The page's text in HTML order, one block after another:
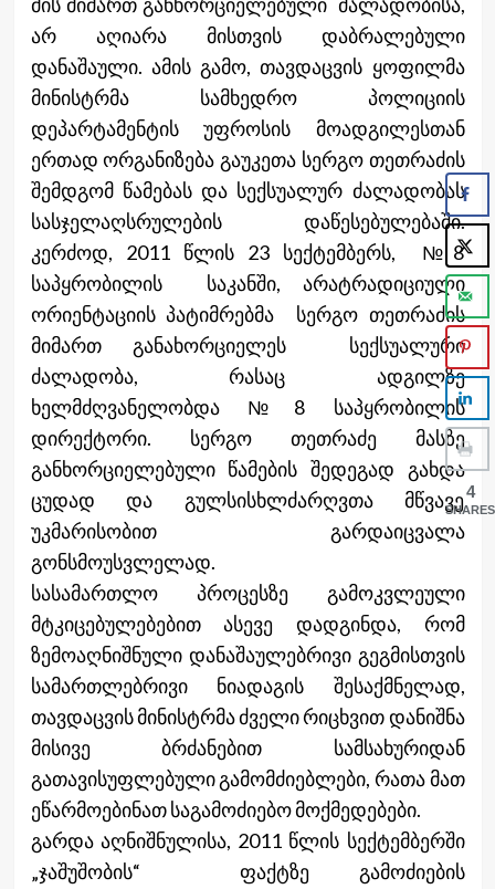
მის მიმართ განხორციელებული ძალადობისა,
არ აღიარა მისთვის დაბრალებული
დანაშაული. ამის გამო, თავდაცვის ყოფილმა
მინისტრმა სამხედრო პოლიციის
დეპარტამენტის უფროსის მოადგილესთან
ერთად ორგანიზება გაუკეთა სერგო თეთრაძის
შემდგომ წამებას და სექსუალურ ძალადობას
სასჯელაღსრულების დაწესებულებაში.
კერძოდ, 2011 წლის 23 სექტემბერს, №8
საპყრობილის საკანში, არატრადიციული
ორიენტაციის პატიმრებმა სერგო თეთრაძის
მიმართ განახორციელეს სექსუალური
ძალადობა, რასაც ადგილზე
ხელმძღვანელობდა №8 საპყრობილის
დირექტორი. სერგო თეთრაძე მასზე
განხორციელებული წამების შედეგად გახდა
ცუდად და გულსისხლძარღვთა მწვავე
უკმარისობით გარდაიცვალა
გონსმოუსვლელად.
სასამართლო პროცესზე გამოკვლეული
მტკიცებულებებით ასევე დადგინდა, რომ
ზემოაღნიშნული დანაშაულებრივი გეგმისთვის
სამართლებრივი ნიადაგის შესაქმნელად,
თავდაცვის მინისტრმა ძველი რიცხვით დანიშნა
მისივე ბრძანებით სამსახურიდან
გათავისუფლებული გამომძიებლები, რათა მათ
ეწარმოებინათ საგამოძიებო მოქმედებები.
გარდა აღნიშნულისა, 2011 წლის სექტემბერში
„ჯაშუშობის“ ფაქტზე გამოძიების
4
SHARES